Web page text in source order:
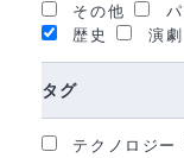
その他
歴史
演劇
タグ
テクノロジ